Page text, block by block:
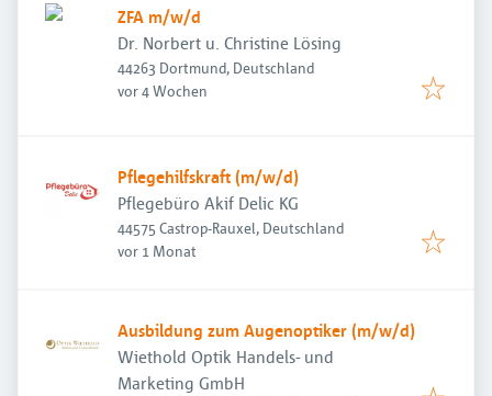
ZFA m/w/d
Dr. Norbert u. Christine Lösing
44263 Dortmund, Deutschland
Veröffentlicht
vor 4 Wochen
Pflegehilfskraft (m/w/d)
Pflegebüro Akif Delic KG
44575 Castrop-Rauxel, Deutschland
Veröffentlicht
vor 1 Monat
Ausbildung zum Augenoptiker (m/w/d)
Wiethold Optik Handels- und
Marketing GmbH